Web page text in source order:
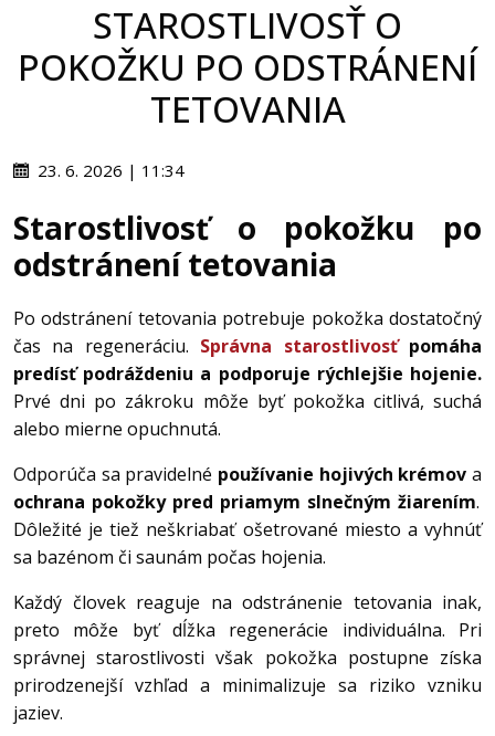
STAROSTLIVOSŤ O
POKOŽKU PO ODSTRÁNENÍ
TETOVANIA
23. 6. 2026 | 11:34
Starostlivosť o pokožku po
odstránení tetovania
Po odstránení tetovania potrebuje pokožka dostatočný
čas na regeneráciu. Správna starostlivosťpomáha
predísť podráždeniu a podporuje rýchlejšie hojenie.
Prvé dni po zákroku môže byť pokožka citlivá, suchá
alebo mierne opuchnutá.
Odporúča sa pravidelné používanie hojivých krémova
ochrana pokožky pred priamym slnečným žiarením.
Dôležité je tiež neškriabať ošetrované miesto a vyhnúť
sa bazénom či saunám počas hojenia.
Každý človek reaguje na odstránenie tetovania inak,
preto môže byť dĺžka regenerácie individuálna. Pri
správnej starostlivosti však pokožka postupne získa
prirodzenejší vzhľad a minimalizuje sa riziko vzniku
jaziev.